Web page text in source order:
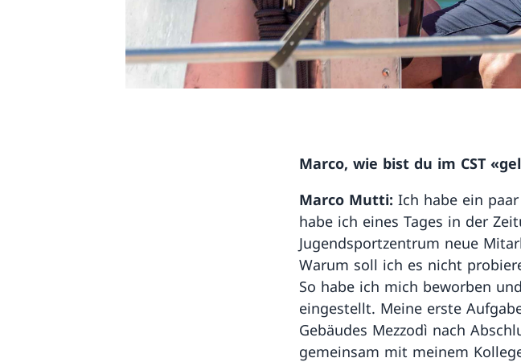
Marco, wie bist du im CST
Marco Mutti: Ich habe ein
habe ich eines Tages in der
Jugendsportzentrum neue
Warum soll ich es nicht
So habe ich mich beworben
eingestellt. Meine erste
Gebäudes Mezzodì nach
gemeinsam mit meinem